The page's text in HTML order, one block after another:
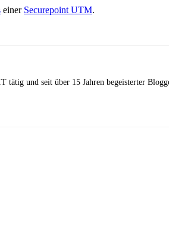
einer Securepoint UTM.
tätig und seit über 15 Jahren begeisterter